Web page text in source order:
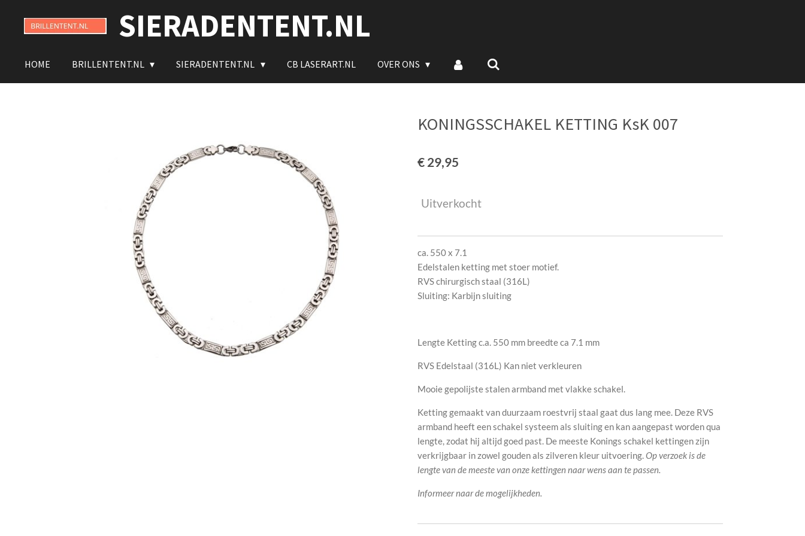
hoofdinhoud
SIERADENTENT.NL
HOME BRILLENTENT.NL SIERADENTENT.NL CB LASERART.NL OVER ONS
KONINGSSCHAKEL KETTING KsK 007
€ 29,95
Uitverkocht
ca. 550 x 7.1
Edelstalen ketting met stoer motief.
RVS chirurgisch staal (316L)
Sluiting: Karbijn sluiting
Lengte Ketting c.a. 550 mm breedte ca 7.1 mm
RVS Edelstaal (316L) Kan niet verkleuren
Mooie gepolijste stalen armband met vlakke schakel.
Ketting gemaakt van duurzaam roestvrij staal gaat dus lang mee. Deze RVS
armband heeft een schakel systeem als sluiting en kan aangepast worden qua
lengte, zodat hij altijd goed past. De meeste Konings schakel kettingen zijn
verkrijgbaar in zowel gouden als zilveren kleur uitvoering.Op verzoek is de
lengte van de meeste van onze kettingen naar wens aan te passen.
Informeer naar de mogelijkheden.